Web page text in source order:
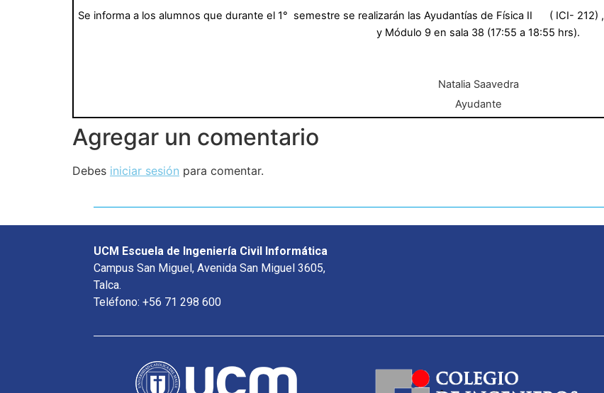
Se informa a los alumnos que durante el 1° semestre se realizarán las Ayudantías de Física II ( ICI- 212) ,
y Módulo 9 en sala 38 (17:55 a 18:55 hrs).
Natalia Saavedra
Ayudante
Agregar un comentario
Debes iniciar sesión para comentar.
UCM Escuela de Ingeniería Civil Informática
Campus San Miguel, Avenida San Miguel 3605,
Talca.
Teléfono: +56 71 298 600